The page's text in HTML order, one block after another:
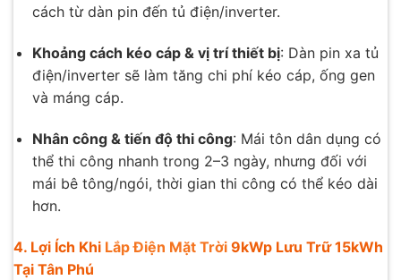
cách từ dàn pin đến tủ điện/inverter.
Khoảng cách kéo cáp & vị trí thiết bị: Dàn pin xa tủ
điện/inverter sẽ làm tăng chi phí kéo cáp, ống gen
và máng cáp.
Nhân công & tiến độ thi công: Mái tôn dân dụng có
thể thi công nhanh trong 2–3 ngày, nhưng đối với
mái bê tông/ngói, thời gian thi công có thể kéo dài
hơn.
4. Lợi Ích Khi Lắp Điện Mặt Trời 9kWp Lưu Trữ 15kWh
Tại Tân Phú